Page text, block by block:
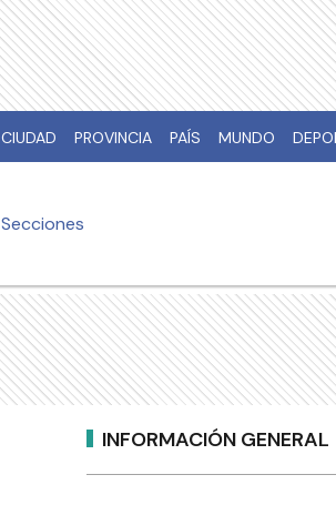
CIUDAD PROVINCIA PAÍS MUNDO
Secciones
INFORMACIÓN GENERAL